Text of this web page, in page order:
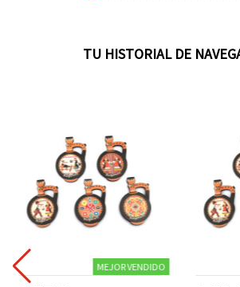
TU HISTORIAL DE
MEJOR VENDIDO